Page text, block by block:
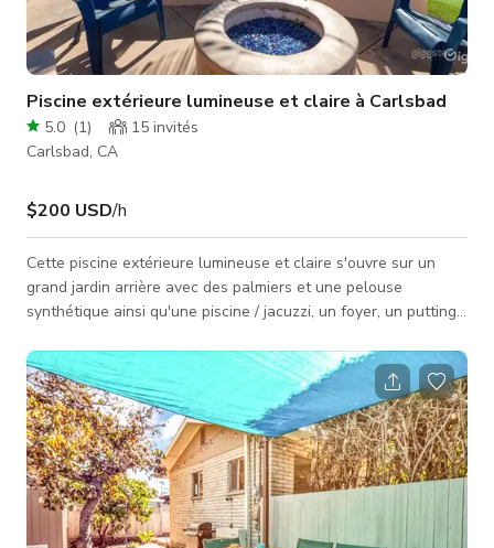
Piscine extérieure lumineuse et claire à Carlsbad
5.0 (1) 15 invités
Carlsbad, CA
$200 USD/h
Cette piscine extérieure lumineuse et claire s'ouvre sur un
grand jardin arrière avec des palmiers et une pelouse
synthétique ainsi qu'une piscine / jacuzzi, un foyer, un putting
douche extérieure. Veuillez contacter l'hôte pour un tarif
personnalisé et la disponibilité.